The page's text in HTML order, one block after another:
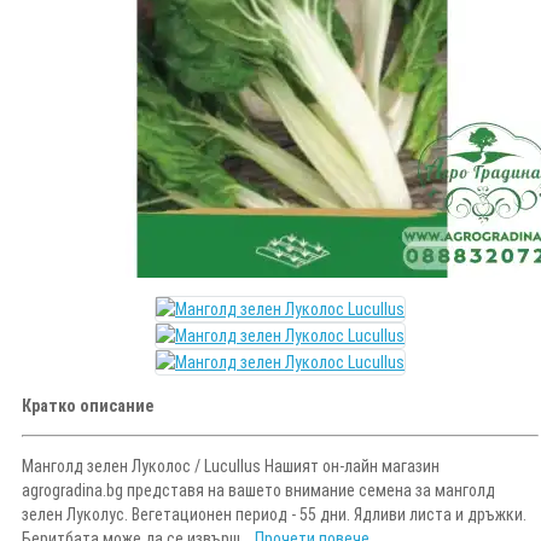
Кратко описание
Манголд зелен Луколос / Lucullus Нашият он-лайн магазин
agrogradina.bg представя на вашето внимание семена за манголд
зелен Луколус. Вегетационен период - 55 дни. Ядливи листа и дръжки.